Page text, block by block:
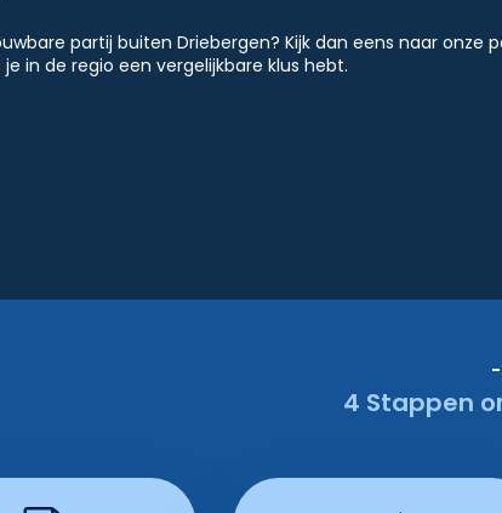
partij buiten Driebergen? Kijk dan eens naar onze
je in de regio een vergelijkbare klus hebt.
4 Stappen